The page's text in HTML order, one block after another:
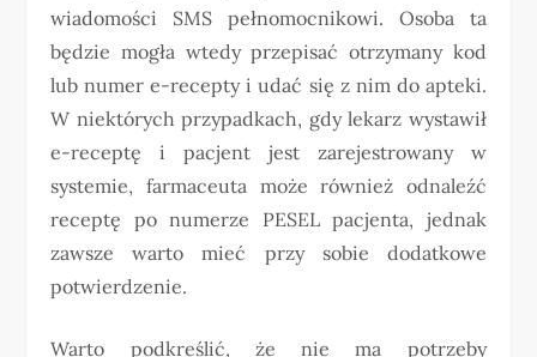
wiadomości SMS pełnomocnikowi. Osoba ta
będzie mogła wtedy przepisać otrzymany kod
lub numer e-recepty i udać się z nim do apteki.
W niektórych przypadkach, gdy lekarz wystawił
e-receptę i pacjent jest zarejestrowany w
systemie, farmaceuta może również odnaleźć
receptę po numerze PESEL pacjenta, jednak
zawsze warto mieć przy sobie dodatkowe
potwierdzenie.
Warto podkreślić, że nie ma potrzeby